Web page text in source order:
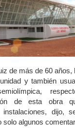
de más de 60 años,
y también
de esta obra
instalaciones, dijo,
solo algunos